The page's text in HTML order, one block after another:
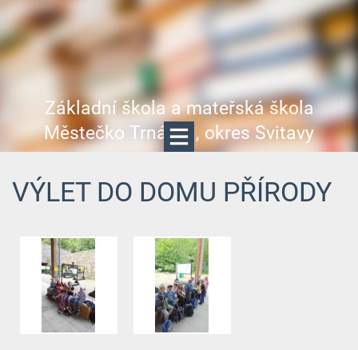
Základní škola a mateřská škola
Městečko Trnávka, okres Svitavy
VÝLET DO DOMU PŘÍRODY